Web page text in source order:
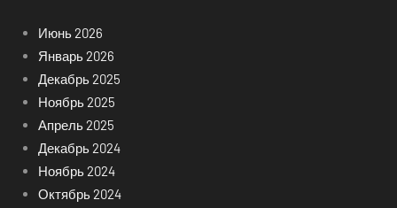
Июнь 2026
Январь 2026
Декабрь 2025
Ноябрь 2025
Апрель 2025
Декабрь 2024
Ноябрь 2024
Октябрь 2024